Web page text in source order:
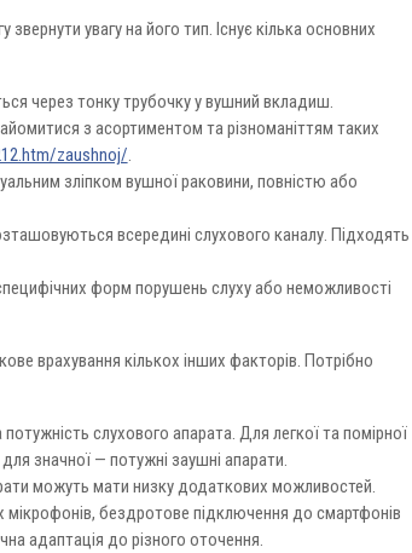
увагу на його тип. Існує кілька основних
через тонку трубочку у вушний вкладиш.
з асортиментом та різноманіттям таких
zaushnoj/.
зліпком вушної раковини, повністю або
всередині слухового каналу. Підходять
форм порушень слуху або неможливості
врахування кількох інших факторів. Потрібно
слухового апарата. Для легкої та помірної
значної — потужні заушні апарати.
можуть мати низку додаткових можливостей.
бездротове підключення до смартфонів
адаптація до різного оточення.